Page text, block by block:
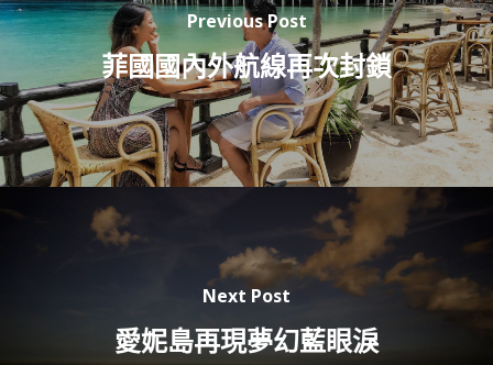
Previous Post
菲國國內外航線再次封鎖
Next Post
愛妮島再現夢幻藍眼淚